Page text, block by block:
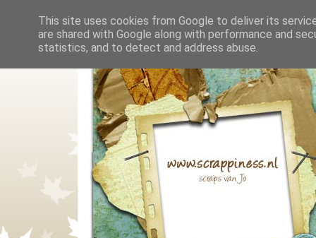
This site uses cookies from Google to deliver its
are shared with Google along with performance and
statistics, and to detect and address abuse.